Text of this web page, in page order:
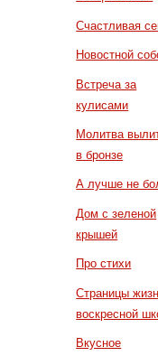
Счастливая
Новостной
Встреча за
кулисами
Молитва
в бронзе
А лучше не
Дом с зеленой
крышей
Про стихи
Страницы
воскресной
Вкусное